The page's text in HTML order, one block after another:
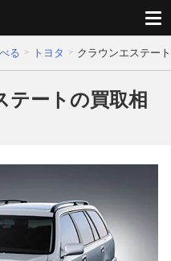
る トヨタ クラウンエステー
テートの買取相